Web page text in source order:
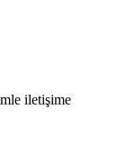
iletişime